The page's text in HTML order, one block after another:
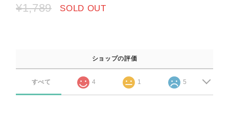
¥1,789 SOLD OUT
ショップの評価
すべて 4 1 5